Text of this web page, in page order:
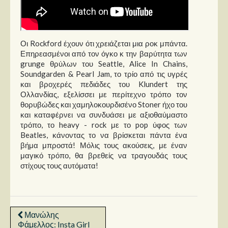
Οι Rockford έχουν ότι χρειάζεται μια ροκ μπάντα.
Επηρεασμένοι από τον όγκο κ την βαρύτητα των
grunge θρύλων του Seattle, Alice In Chains,
Soundgarden & Pearl Jam, το τρίο από τις υγρές
και βροχερές πεδιάδες του Klundert της
Ολλανδίας, εξελίσσει με περίτεχνο τρόπο τον
θορυβώδες και χαμηλοκουρδισένο Stoner ήχο του
και καταφέρνει να συνδυάσει με αξιοθαύμαστο
τρόπο, το heavy - rock με το pop ύφος των
Beatles, κάνοντας το να βρίσκεται πάντα ένα
βήμα μπροστά! Μόλις τους ακούσεις, με έναν
μαγικό τρόπο, θα βρεθείς να τραγουδάς τους
στίχους τους αυτόματα!
Μανώλης
Φάμελλος: Insta Girl